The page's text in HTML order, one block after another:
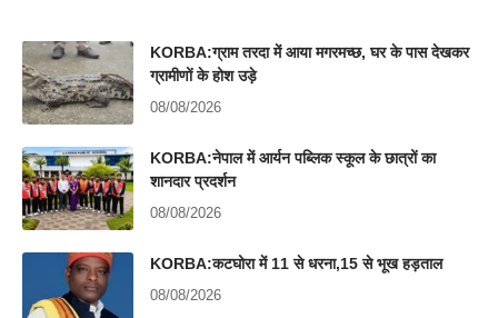
KORBA:ग्राम तरदा में आया मगरमच्छ, घर के पास देखकर
ग्रामीणों के होश उड़े
08/08/2026
KORBA:नेपाल में आर्यन पब्लिक स्कूल के छात्रों का
शानदार प्रदर्शन
08/08/2026
KORBA:कटघोरा में 11 से धरना,15 से भूख हड़ताल
08/08/2026